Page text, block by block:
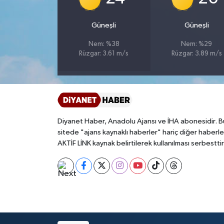
Güneşli
Nem: %38
Rüzgar: 3.61 m/s
Güneşli
Nem: %29
Rüzgar: 3.89 m/s
Diyanet Haber, Anadolu Ajansı ve İHA abonesidir.
sitede "ajans kaynaklı haberler" hariç diğer
AKTİF LİNK kaynak belirtilerek kullanılması
Bitlis Müftülüğü
Bolu Müftülüğü
Burdur Müftülüğü
Bursa Müftülüğü
Çanakkale Müftülüğü
Çorum Müftülüğü
Ekonomi
Duyurular
Podcast
Biyografiler